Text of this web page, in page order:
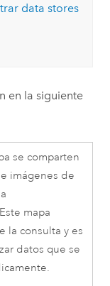
data stores
en la siguiente
se comparten
imágenes de
mapa
la consulta y es
datos que se